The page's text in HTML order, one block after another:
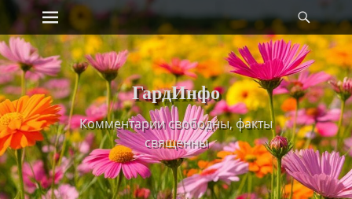
Skip
content
Primary Menu
ГардИнфо
Комментарии свободны, факты
священны